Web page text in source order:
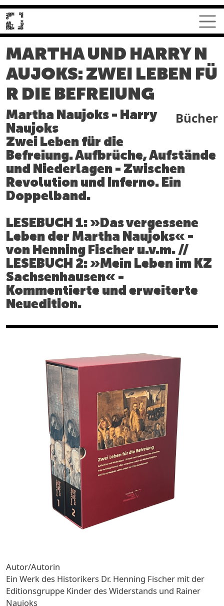
Direkt zum Inhalt
MARTHA UND HARRY N
AUJOKS: ZWEI LEBEN FÜ
R DIE BEFREIUNG
Bücher
Martha Naujoks - Harry
Naujoks
Zwei Leben für die
Befreiung. Aufbrüche, Aufstände
und Niederlagen - Zwischen
Revolution und Inferno. Ein
Doppelband.
LESEBUCH 1: »Das vergessene
Leben der Martha Naujoks« -
von Henning Fischer u.v.m. //
LESEBUCH 2: »Mein Leben im KZ
Sachsenhausen« -
Kommentierte und erweiterte
Neuedition.
Autor/Autorin
Ein Werk des Historikers Dr. Henning Fischer mit der
Editionsgruppe Kinder des Widerstands und Rainer
Naujoks